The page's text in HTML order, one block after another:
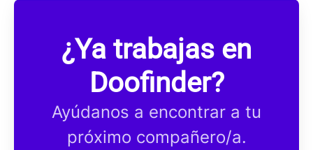
¿Ya trabajas en
Doofinder?
Ayúdanos a encontrar a tu
próximo compañero/a.